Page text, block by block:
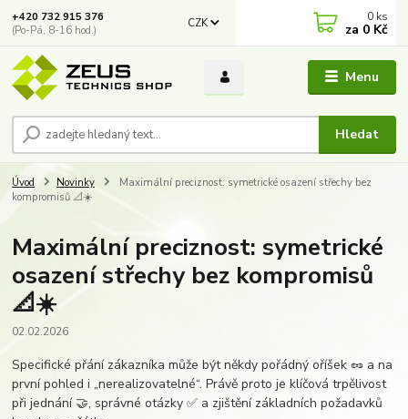
Menu
CZK
Hledat
+420 732 915 376
(Po-Pá, 8-16 hod.)
0 ks
za 0 Kč
Úvod Novinky
Maximální preciznost: symetrické osazení střechy bez
kompromisů 📐☀️
Maximální preciznost: symetrické
osazení střechy bez kompromisů
📐☀️
02.02.2026
Specifické přání zákazníka může být někdy pořádný oříšek 🥜 a na
první pohled i „nerealizovatelné“. Právě proto je klíčová trpělivost
při jednání 🤝, správné otázky ✅ a zjištění základních požadavků